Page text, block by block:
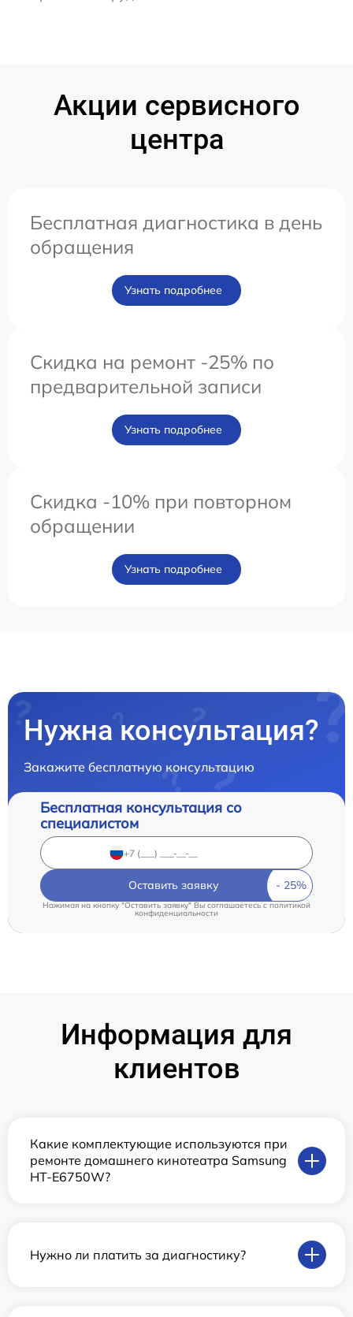
Акции сервисного
центра
Бесплатная диагностика в день
обращения
Узнать подробнее
Скидка на ремонт -25% по
предварительной записи
Узнать подробнее
Скидка -10% при повторном
обращении
Узнать подробнее
Нужна консультация?
Закажите бесплатную консультацию
Бесплатная консультация со
специалистом
Оставить заявку
Нажимая на кнопку "Оставить заявку" Вы соглашаетесь c политикой
конфиденциальности
Информация для
клиентов
Какие комплектующие используются при
ремонте домашнего кинотеатра Samsung
HT-E6750W?
Нужно ли платить за диагностику?